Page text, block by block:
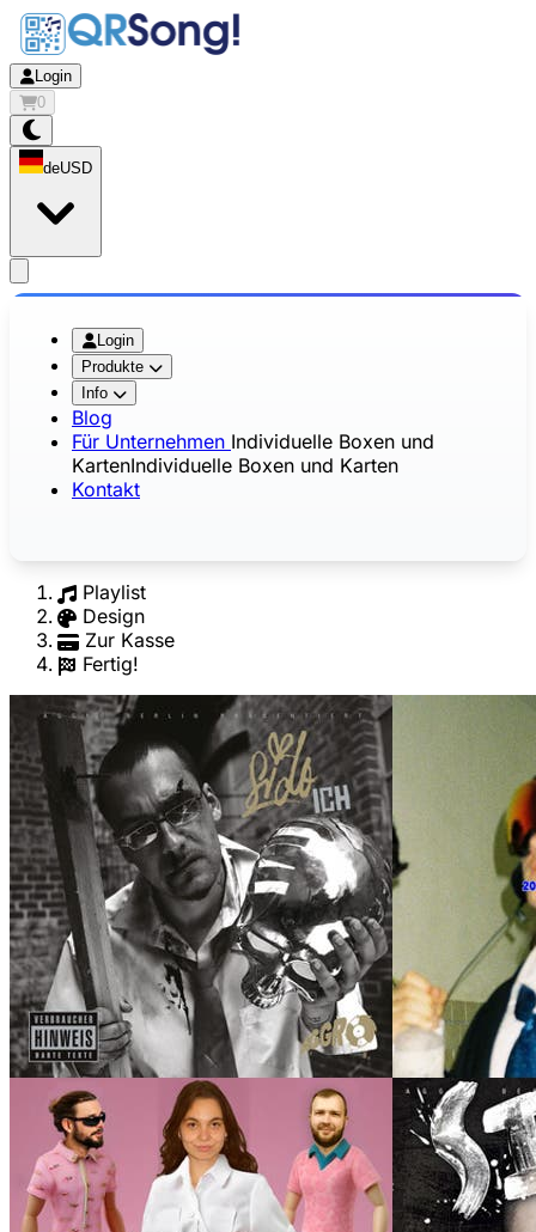
Login
0
deUSD
Login
Produkte
Info
Blog
Für Unternehmen Individuelle Boxen und
KartenIndividuelle Boxen und Karten
Kontakt
Playlist
Design
Zur Kasse
Fertig!